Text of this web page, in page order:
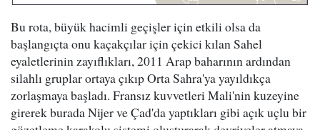
Bu rota, büyük hacimli geçişler için etkili olsa da
başlangıçta onu kaçakçılar için çekici kılan Sahel
eyaletlerinin zayıflıkları, 2011 Arap baharının ardından
silahlı gruplar ortaya çıkıp Orta Sahra'ya yayıldıkça
zorlaşmaya başladı. Fransız kuvvetleri Mali'nin kuzeyine
girerek burada Nijer ve Çad'da yaptıkları gibi açık uçlu bir